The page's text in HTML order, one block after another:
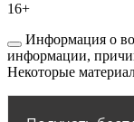
16+
Информация о
информации,
Некоторые